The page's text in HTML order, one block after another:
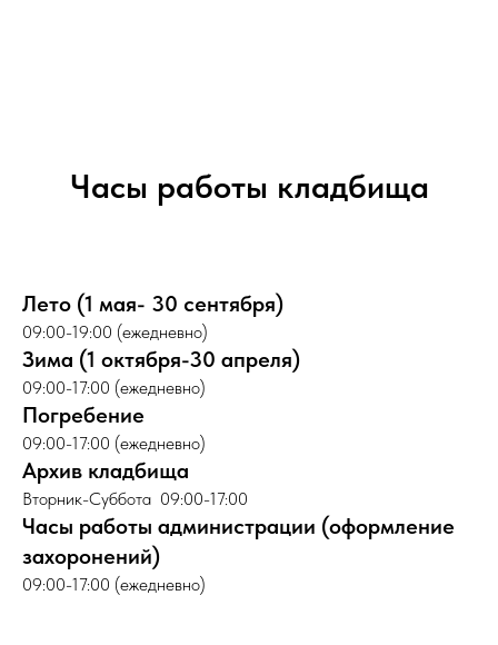
Часы работы кладбища
Лето (1 мая- 30 сентября)
09:00-19:00 (ежедневно)
Зима (1 октября-30 апреля)
09:00-17:00 (ежедневно)
Погребение
09:00-17:00 (ежедневно)
Архив кладбища
Вторник-Суббота 09:00-17:00
Часы работы администрации (оформление
захоронений)
09:00-17:00 (ежедневно)